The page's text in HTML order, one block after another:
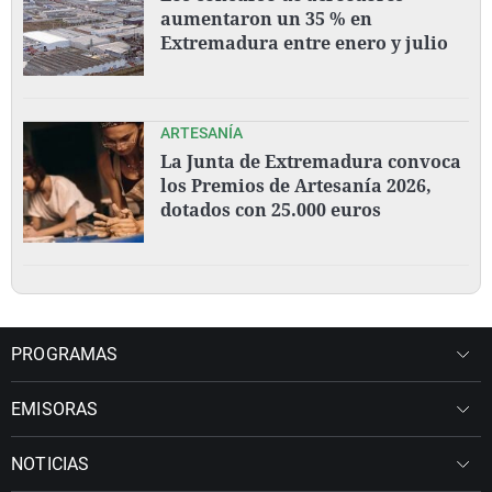
aumentaron un 35 % en
Extremadura entre enero y julio
ARTESANÍA
La Junta de Extremadura convoca
los Premios de Artesanía 2026,
dotados con 25.000 euros
PROGRAMAS
EMISORAS
NOTICIAS